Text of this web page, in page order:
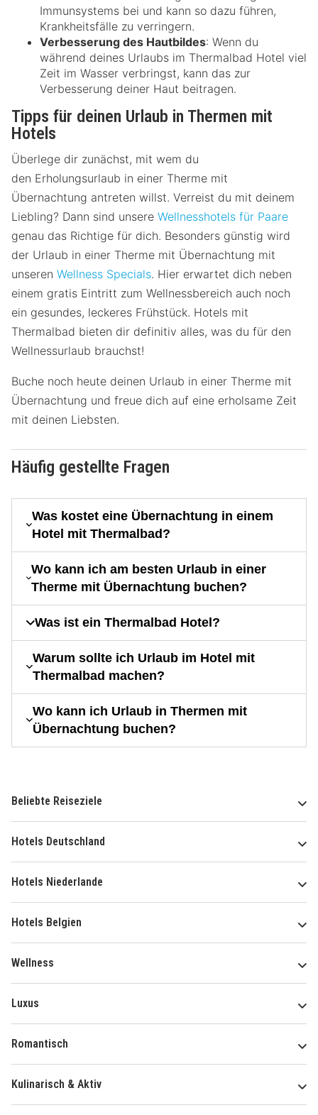
Immunsystems bei und kann so dazu führen,
Krankheitsfälle zu verringern.
Verbesserung des Hautbildes: Wenn du
während deines Urlaubs im Thermalbad Hotel viel
Zeit im Wasser verbringst, kann das zur
Verbesserung deiner Haut beitragen.
Tipps für deinen Urlaub in Thermen mit
Hotels
Überlege dir zunächst, mit wem du
den Erholungsurlaub in einer Therme mit
Übernachtung antreten willst. Verreist du mit deinem
Liebling? Dann sind unsere Wellnesshotels für Paare
genau das Richtige für dich. Besonders günstig wird
der Urlaub in einer Therme mit Übernachtung mit
unseren Wellness Specials. Hier erwartet dich neben
einem gratis Eintritt zum Wellnessbereich auch noch
ein gesundes, leckeres Frühstück. Hotels mit
Thermalbad bieten dir definitiv alles, was du für den
Wellnessurlaub brauchst!
Buche noch heute deinen Urlaub in einer Therme mit
Übernachtung und freue dich auf eine erholsame Zeit
mit deinen Liebsten.
Häufig gestellte Fragen
Was kostet eine Übernachtung in einem
Hotel mit Thermalbad?
Wo kann ich am besten Urlaub in einer
Therme mit Übernachtung buchen?
Was ist ein Thermalbad Hotel?
Warum sollte ich Urlaub im Hotel mit
Thermalbad machen?
Wo kann ich Urlaub in Thermen mit
Übernachtung buchen?
Beliebte Reiseziele
Hotels Deutschland
Hotels Niederlande
Hotels Belgien
Wellness
Luxus
Romantisch
Kulinarisch & Aktiv